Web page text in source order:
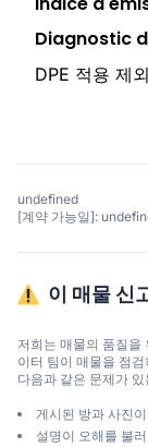
Diagnostic
DPE 적용 제외
undefined
[계약 가능일]:
이 매물 신
저희는 매물의 품질을
이터 팀이 매물을 점
다음과 같은 문제가
게시된 방과 사진
설명이 오해를 불